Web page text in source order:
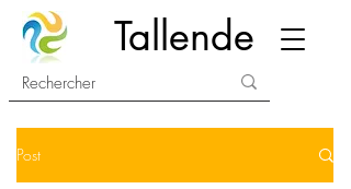
Tallende
Post